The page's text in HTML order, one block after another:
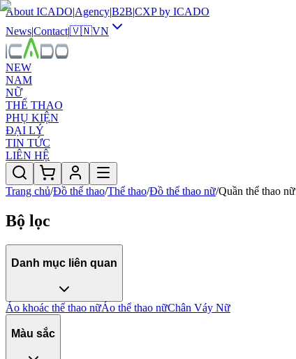
About ICADO|Agency|B2B|CXP by ICADO
News|Contact|🇻🇳VN
NEW
NAM
NỮ
THỂ THAO
PHỤ KIỆN
ĐẠI LÝ
TIN TỨC
LIÊN HỆ
Trang chủ/Đồ thể thao/Thể thao/Đồ thể thao nữ/Quần thể thao nữ
Bộ lọc
Danh mục liên quan
Áo khoác thể thao nữÁo thể thao nữChân Váy Nữ
Màu sắc